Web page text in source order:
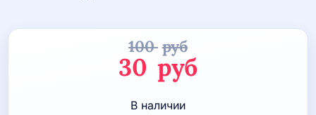
100 руб
цена
30 руб
Текущая
В наличии